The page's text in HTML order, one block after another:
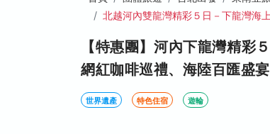
北越河內雙龍灣精彩５日－下龍灣海
【特惠團】河內下龍灣精彩
網紅咖啡巡禮、海陸百匯盛
世界遺產 特色住宿 遊輪